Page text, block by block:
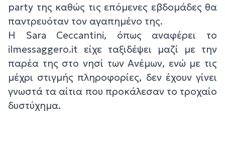
party της καθώς τις επόμενες εβδομάδες θα
παντρευόταν τον αγαπημένο της.
Η Sara Ceccantini, όπως αναφέρει το
ilmessaggero.it είχε ταξιδέψει μαζί με την
παρέα της στο νησί των Ανέμων, ενώ με τις
μέχρι στιγμής πληροφορίες, δεν έχουν γίνει
γνωστά τα αίτια που προκάλεσαν το τροχαίο
δυστύχημα.